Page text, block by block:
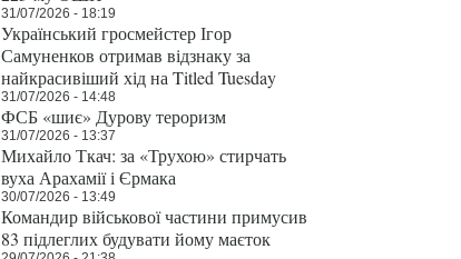
31/07/2026 - 18:19
Український гросмейстер Ігор
Самуненков отримав відзнаку за
найкрасивіший хід на Titled Tuesday
31/07/2026 - 14:48
ФСБ «шиє» Дурову тероризм
31/07/2026 - 13:37
Михайло Ткач: за «Трухою» стирчать
вуха Арахамії і Єрмака
30/07/2026 - 13:49
Командир військової частини примусив
83 підлеглих будувати йому маєток